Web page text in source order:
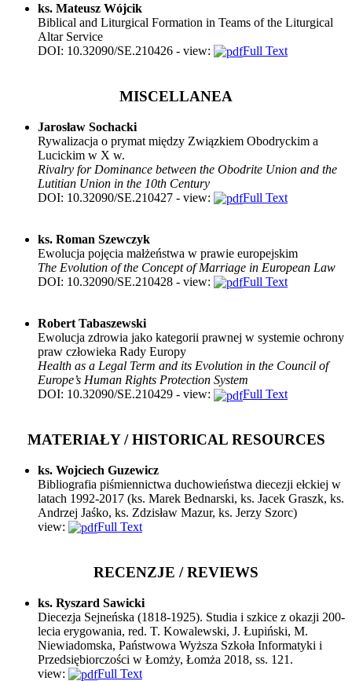
ks. Mateusz Wójcik
Biblical and Liturgical Formation in Teams of the Liturgical
Altar Service
DOI: 10.32090/SE.210426 - view:
Full Text
MISCELLANEA
Jarosław Sochacki
Rywalizacja o prymat między Związkiem Obodryckim a
Lucickim w X w.
Rivalry for Dominance between the Obodrite Union and the
Lutitian Union in the 10th Century
DOI: 10.32090/SE.210427 - view:
Full Text
ks. Roman Szewczyk
Ewolucja pojęcia małżeństwa w prawie europejskim
The Evolution of the Concept of Marriage in European Law
DOI: 10.32090/SE.210428 - view:
Full Text
Robert Tabaszewski
Ewolucja zdrowia jako kategorii prawnej w systemie ochrony
praw człowieka Rady Europy
Health as a Legal Term and its Evolution in the Council of
Europe’s Human Rights Protection System
DOI: 10.32090/SE.210429 - view:
Full Text
MATERIAŁY / HISTORICAL RESOURCES
ks. Wojciech Guzewicz
Bibliografia piśmiennictwa duchowieństwa diecezji ełckiej w
latach 1992-2017 (ks. Marek Bednarski, ks. Jacek Graszk, ks.
Andrzej Jaśko, ks. Zdzisław Mazur, ks. Jerzy Szorc)
view:
Full Text
RECENZJE / REVIEWS
ks. Ryszard Sawicki
Diecezja Sejneńska (1818-1925). Studia i szkice z okazji 200-
lecia erygowania, red. T. Kowalewski, J. Łupiński, M.
Niewiadomska, Państwowa Wyższa Szkoła Informatyki i
Przedsiębiorczości w Łomży, Łomża 2018, ss. 121.
view:
Full Text